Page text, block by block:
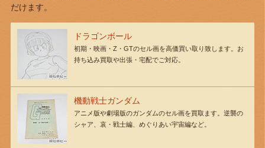
だけます。
ドラゴンボール
初期・映画・Z・GTのセル画を高価買い取り致します。お
持ち込み買取や出張・宅配でご対応。
機動戦士ガンダム
アニメ版や劇場版のガンダムのセル画を買取ます。逆襲の
シャア、哀・戦士編、めぐりあい宇宙編など。